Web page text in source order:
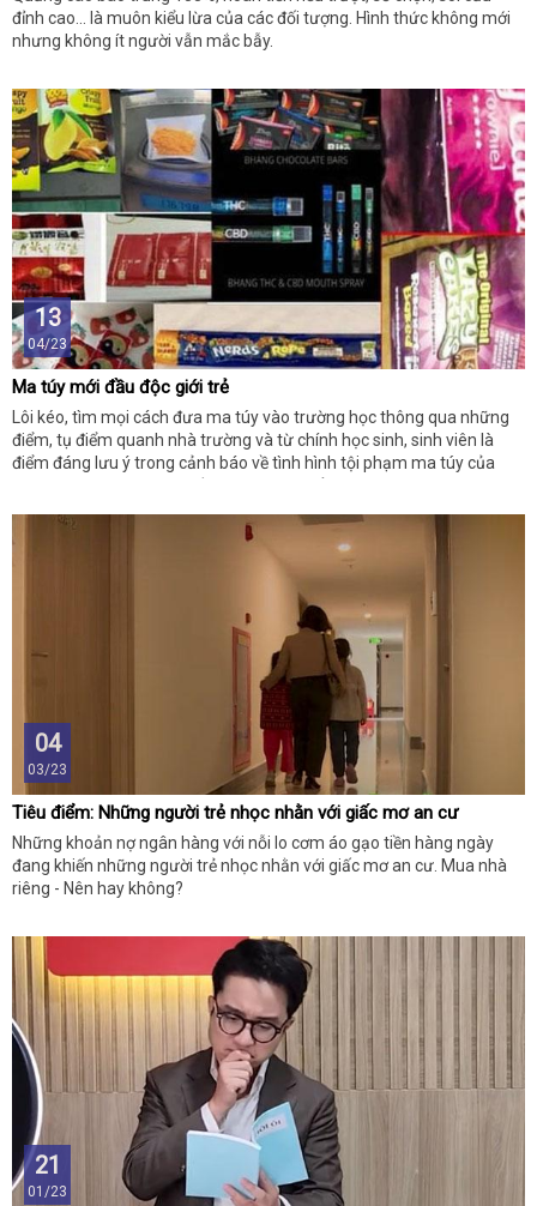
đỉnh cao... là muôn kiểu lừa của các đối tượng. Hình thức không mới
nhưng không ít người vẫn mắc bẫy.
13
04/23
Ma túy mới đầu độc giới trẻ
Lôi kéo, tìm mọi cách đưa ma túy vào trường học thông qua những
điểm, tụ điểm quanh nhà trường và từ chính học sinh, sinh viên là
điểm đáng lưu ý trong cảnh báo về tình hình tội phạm ma túy của
04
03/23
Tiêu điểm: Những người trẻ nhọc nhằn với giấc mơ an cư
Những khoản nợ ngân hàng với nỗi lo cơm áo gạo tiền hàng ngày
đang khiến những người trẻ nhọc nhằn với giấc mơ an cư. Mua nhà
riêng - Nên hay không?
21
01/23